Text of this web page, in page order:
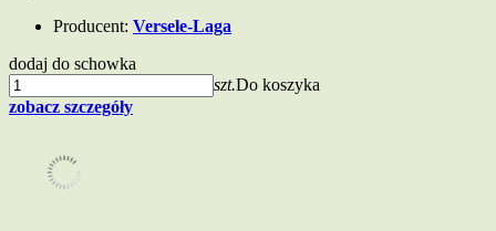
Producent: Versele-Laga
dodaj do schowka
szt.Do koszyka
zobacz szczegóły